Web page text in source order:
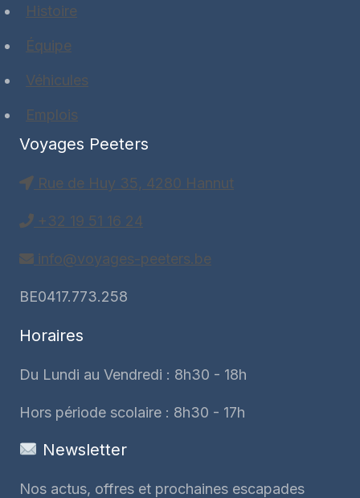
Histoire
Équipe
Véhicules
Emplois
Voyages Peeters
Rue de Huy 35, 4280 Hannut
+32 19 51 16 24
info@voyages-peeters.be
BE0417.773.258
Horaires
Du Lundi au Vendredi : 8h30 - 18h
Hors période scolaire : 8h30 - 17h
Newsletter
Nos actus, offres et prochaines escapades